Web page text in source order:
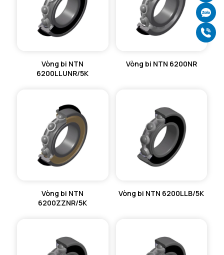
Vòng bi NTN
6200LLUNR/5K
Vòng bi NTN 6200NR
Vòng bi NTN
6200ZZNR/5K
Vòng bi NTN 6200LLB/5K